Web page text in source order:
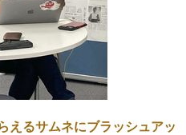
えるサムネにブラッシュアッ